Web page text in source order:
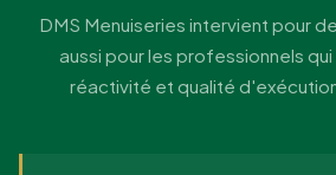
DMS Menuiseries intervient pour
aussi pour les professionnels
réactivité et qualité